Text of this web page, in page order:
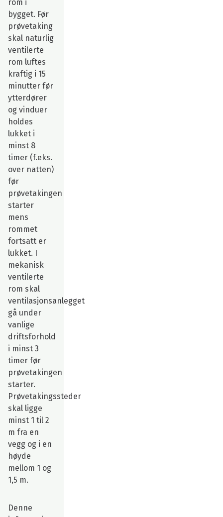
rom i
bygget. Før
prøvetaking
skal naturlig
ventilerte
rom luftes
kraftig i 15
minutter før
ytterdører
og vinduer
holdes
lukket i
minst 8
timer (f.eks.
over natten)
før
prøvetakingen
starter
mens
rommet
fortsatt er
lukket. I
mekanisk
ventilerte
rom skal
ventilasjonsanlegget
gå under
vanlige
driftsforhold
i minst 3
timer før
prøvetakingen
starter.
Prøvetakingssteder
skal ligge
minst 1 til 2
m fra en
vegg og i en
høyde
mellom 1 og
1,5 m.
Denne